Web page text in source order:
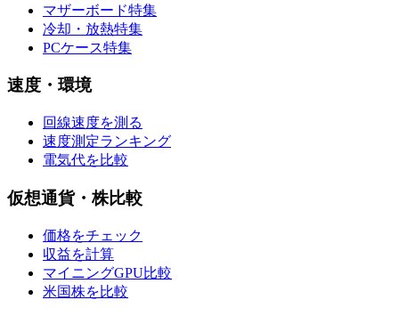
マザーボード特集
冷却・放熱特集
PCケース特集
速度・環境
回線速度を測る
速度測定ランキング
電気代を比較
仮想通貨・株比較
価格をチェック
収益を計算
マイニングGPU比較
米国株を比較